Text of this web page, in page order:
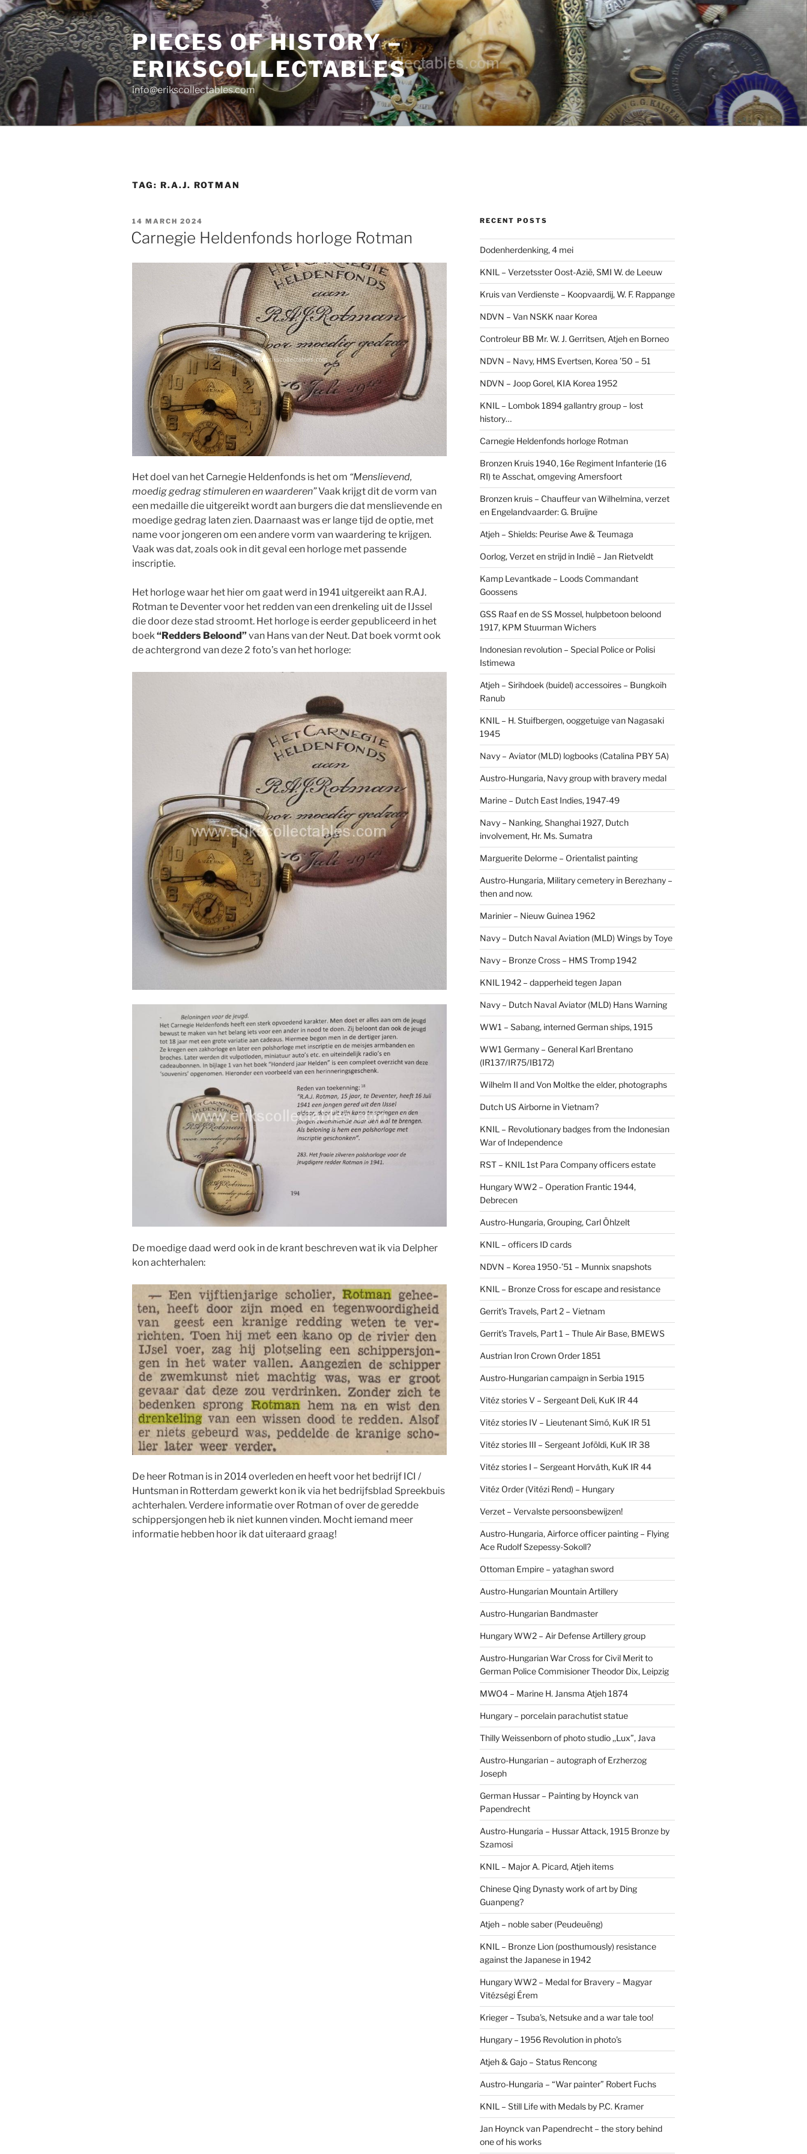
Skip
to
content
PIECES OF HISTORY –
ERIKSCOLLECTABLES
info@erikscollectables.com
TAG: R.A.J. ROTMAN
POSTED
ON
14 MARCH 2024
Carnegie Heldenfonds horloge Rotman
Het doel van het Carnegie Heldenfonds is het om “Menslievend,
moedig gedrag stimuleren en waarderen”Vaak krijgt dit de vorm van
een medaille die uitgereikt wordt aan burgers die dat menslievende en
moedige gedrag laten zien. Daarnaast was er lange tijd de optie, met
name voor jongeren om een andere vorm van waardering te krijgen.
Vaak was dat, zoals ook in dit geval een horloge met passende
inscriptie.
Het horloge waar het hier om gaat werd in 1941 uitgereikt aan R.AJ.
Rotman te Deventer voor het redden van een drenkeling uit de IJssel
die door deze stad stroomt. Het horloge is eerder gepubliceerd in het
boek“Redders Beloond”van Hans van der Neut. Dat boek vormt ook
de achtergrond van deze 2 foto’s van het horloge:
De moedige daad werd ook in de krant beschreven wat ik via Delpher
kon achterhalen:
De heer Rotman is in 2014 overleden en heeft voor het bedrijf ICI /
Huntsman in Rotterdam gewerkt kon ik via het bedrijfsblad Spreekbuis
achterhalen. Verdere informatie over Rotman of over de geredde
schippersjongen heb ik niet kunnen vinden. Mocht iemand meer
informatie hebben hoor ik dat uiteraard graag!
RECENT POSTS
Dodenherdenking, 4 mei
KNIL – Verzetsster Oost-Azië, SMI W. de Leeuw
Kruis van Verdienste – Koopvaardij, W. F. Rappange
NDVN – Van NSKK naar Korea
Controleur BB Mr. W. J. Gerritsen, Atjeh en Borneo
NDVN – Navy, HMS Evertsen, Korea ’50 – 51
NDVN – Joop Gorel, KIA Korea 1952
KNIL – Lombok 1894 gallantry group – lost
history…
Carnegie Heldenfonds horloge Rotman
Bronzen Kruis 1940, 16e Regiment Infanterie (16
RI) te Asschat, omgeving Amersfoort
Bronzen kruis – Chauffeur van Wilhelmina, verzet
en Engelandvaarder: G. Bruijne
Atjeh – Shields: Peurise Awe & Teumaga
Oorlog, Verzet en strijd in Indië – Jan Rietveldt
Kamp Levantkade – Loods Commandant
Goossens
GSS Raaf en de SS Mossel, hulpbetoon beloond
1917, KPM Stuurman Wichers
Indonesian revolution – Special Police or Polisi
Istimewa
Atjeh – Sirihdoek (buidel) accessoires – Bungkoih
Ranub
KNIL – H. Stuifbergen, ooggetuige van Nagasaki
1945
Navy – Aviator (MLD) logbooks (Catalina PBY 5A)
Austro-Hungaria, Navy group with bravery medal
Marine – Dutch East Indies, 1947-49
Navy – Nanking, Shanghai 1927, Dutch
involvement, Hr. Ms. Sumatra
Marguerite Delorme – Orientalist painting
Austro-Hungaria, Military cemetery in Berezhany –
then and now.
Marinier – Nieuw Guinea 1962
Navy – Dutch Naval Aviation (MLD) Wings by Toye
Navy – Bronze Cross – HMS Tromp 1942
KNIL 1942 – dapperheid tegen Japan
Navy – Dutch Naval Aviator (MLD) Hans Warning
WW1 – Sabang, interned German ships, 1915
WW1 Germany – General Karl Brentano
(IR137/IR75/IB172)
Wilhelm II and Von Moltke the elder, photographs
Dutch US Airborne in Vietnam?
KNIL – Revolutionary badges from the Indonesian
War of Independence
RST – KNIL 1st Para Company officers estate
Hungary WW2 – Operation Frantic 1944,
Debrecen
Austro-Hungaria, Grouping, Carl Öhlzelt
KNIL – officers ID cards
NDVN – Korea 1950-’51 – Munnix snapshots
KNIL – Bronze Cross for escape and resistance
Gerrit’s Travels, Part 2 – Vietnam
Gerrit’s Travels, Part 1 – Thule Air Base, BMEWS
Austrian Iron Crown Order 1851
Austro-Hungarian campaign in Serbia 1915
Vitéz stories V – Sergeant Deli, KuK IR 44
Vitéz stories IV – Lieutenant Simó, KuK IR 51
Vitéz stories III – Sergeant Joföldi, KuK IR 38
Vitéz stories I – Sergeant Horváth, KuK IR 44
Vitéz Order (Vitézi Rend) – Hungary
Verzet – Vervalste persoonsbewijzen!
Austro-Hungaria, Airforce officer painting – Flying
Ace Rudolf Szepessy-Sokoll?
Ottoman Empire – yataghan sword
Austro-Hungarian Mountain Artillery
Austro-Hungarian Bandmaster
Hungary WW2 – Air Defense Artillery group
Austro-Hungarian War Cross for Civil Merit to
German Police Commisioner Theodor Dix, Leipzig
MWO4 – Marine H. Jansma Atjeh 1874
Hungary – porcelain parachutist statue
Thilly Weissenborn of photo studio ,,Lux”, Java
Austro-Hungarian – autograph of Erzherzog
Joseph
German Hussar – Painting by Hoynck van
Papendrecht
Austro-Hungaria – Hussar Attack, 1915 Bronze by
Szamosi
KNIL – Major A. Picard, Atjeh items
Chinese Qing Dynasty work of art by Ding
Guanpeng?
Atjeh – noble saber (Peudeuëng)
KNIL – Bronze Lion (posthumously) resistance
against the Japanese in 1942
Hungary WW2 – Medal for Bravery – Magyar
Vitézségi Érem
Krieger – Tsuba’s, Netsuke and a war tale too!
Hungary – 1956 Revolution in photo’s
Atjeh & Gajo – Status Rencong
Austro-Hungaria – “War painter” Robert Fuchs
KNIL – Still Life with Medals by P.C. Kramer
Jan Hoynck van Papendrecht – the story behind
one of his works